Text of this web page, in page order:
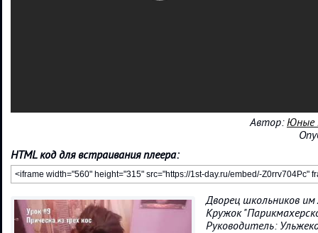
Автор:Юные
HTML код для встраивания плеера:
Дворец школьников
Кружок
Руководитель: